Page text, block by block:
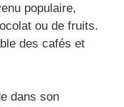
populaire,
ou de fruits.
des cafés et
dans son